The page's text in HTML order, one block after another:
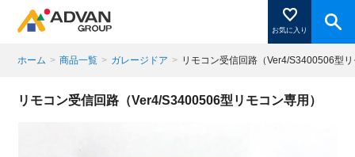
お気に入り
商品ページにある「お気に入り登録」を押すと登録した
ホーム > 商品一覧 > ガレージドア > リモコン受信回路（Ver4/S3400506型
リモコン受信回路（Ver4/S3400506型リモコン専用）